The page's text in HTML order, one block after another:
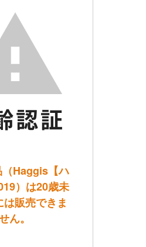
（Haggis【ハ
）は20歳未
販売できま
ん。